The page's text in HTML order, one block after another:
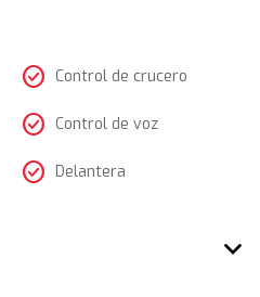
check_circle Control de crucero
check_circle Control de voz
check_circle Delantera